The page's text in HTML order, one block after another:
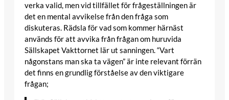
verka valid, men vid tillfället för frågeställningen är
det en mental avvikelse från den fråga som
diskuteras. Rädsla för vad som kommer härnäst
används för att avvika från frågan om huruvida
Sällskapet Vakttornet lär ut sanningen. “Vart
någonstans man ska ta vägen” är inte relevant förrän
det finns en grundlig förståelse av den viktigare
frågan;